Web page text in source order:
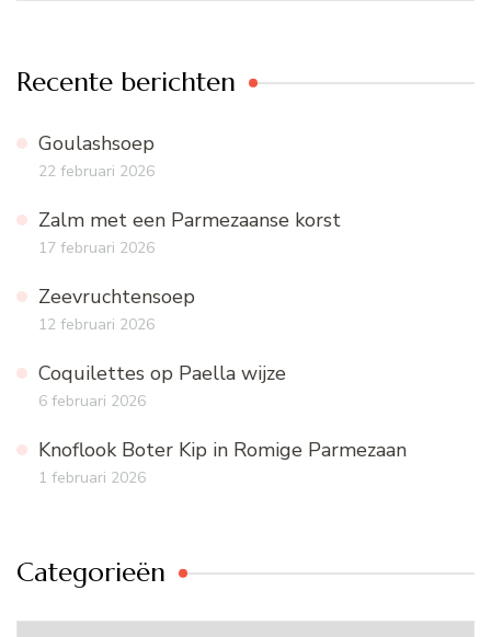
Recente berichten
Goulashsoep
22 februari 2026
Zalm met een Parmezaanse korst
17 februari 2026
Zeevruchtensoep
12 februari 2026
Coquilettes op Paella wijze
6 februari 2026
Knoflook Boter Kip in Romige Parmezaan
1 februari 2026
Categorieën